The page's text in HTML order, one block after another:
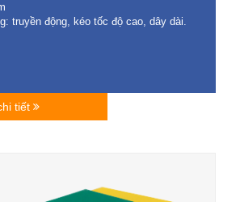
truyền động, kéo tốc độ cao, dây dài.
tiết